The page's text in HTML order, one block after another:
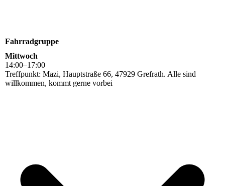
Fahrradgruppe
Mittwoch
14:00–17:00
Treffpunkt: Mazi, Hauptstraße 66, 47929 Grefrath. Alle sind
willkommen, kommt gerne vorbei